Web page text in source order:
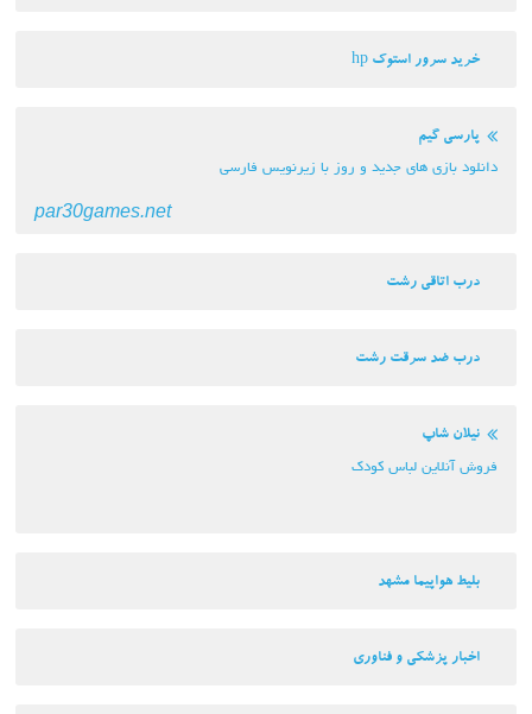
خرید سرور استوک hp
پارسی گیم
دانلود بازی های جدید و روز با زیرنویس فارسی
par30games.net
درب اتاقی رشت
درب ضد سرقت رشت
نیلان شاپ
فروش آنلاین لباس کودک
بلیط هواپیما مشهد
اخبار پزشکی و فناوری